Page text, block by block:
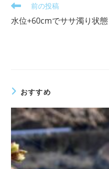
そ
の
他
前の投稿
水位+60cmでササ濁り状態
おすすめ